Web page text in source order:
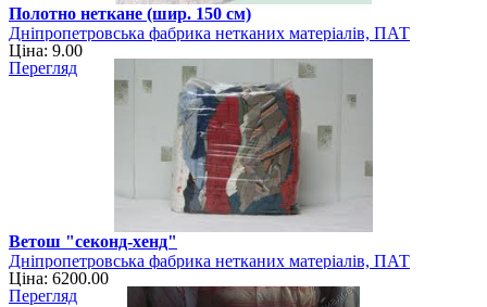
Полотно неткане (шир. 150 см)
Дніпропетровська фабрика нетканих матеріалів, ПАТ
Ціна: 9.00
Перегляд
Ветош "секонд-хенд"
Дніпропетровська фабрика нетканих матеріалів, ПАТ
Ціна: 6200.00
Перегляд